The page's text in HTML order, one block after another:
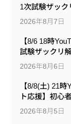
1次試験ザッ
2026年8月7日
【8/6 18時
試験ザックリ
2026年8月6日
【8/8(土) 21
ト応援】初心
2026年8月5日